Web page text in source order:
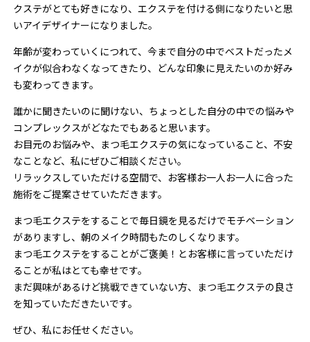
クステがとても好きになり、エクステを付ける側になりたいと思
いアイデザイナーになりました。
年齢が変わっていくにつれて、今まで自分の中でベストだったメ
イクが似合わなくなってきたり、どんな印象に見えたいのか好み
も変わってきます。
誰かに聞きたいのに聞けない、ちょっとした自分の中での悩みや
コンプレックスがどなたでもあると思います。
お目元のお悩みや、まつ毛エクステの気になっていること、不安
なことなど、私にぜひご相談ください。
リラックスしていただける空間で、お客様お一人お一人に合った
施術をご提案させていただきます。
まつ毛エクステをすることで毎日鏡を見るだけでモチベーション
がありますし、朝のメイク時間もたのしくなります。
まつ毛エクステをすることがご褒美！とお客様に言っていただけ
ることが私はとても幸せです。
まだ興味があるけど挑戦できていない方、まつ毛エクステの良さ
を知っていただきたいです。
ぜひ、私にお任せください。